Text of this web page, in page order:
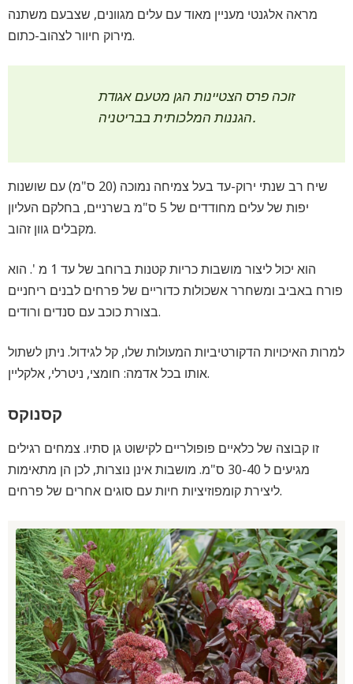
מראה אלגנטי מעניין מאוד עם עלים מגוונים, שצבעם משתנה
מירוק חיוור לצהוב-כתום.
זוכה פרס הצטיינות הגן מטעם אגודת
הגננות המלכותית בבריטניה.
שיח רב שנתי ירוק-עד בעל צמיחה נמוכה (20 ס"מ) עם שושנות
יפות של עלים מחודדים של 5 ס"מ בשרניים, בחלקם העליון
מקבלים גוון זהוב.
הוא יכול ליצור מושבות כריות קטנות ברוחב של עד 1 מ '. הוא
פורח באביב ומשחרר אשכולות כדוריים של פרחים לבנים ריחניים
בצורת כוכב עם סנדים ורודים.
למרות האיכויות הדקורטיביות המעולות שלו, קל לגידול. ניתן לשתול
אותו בכל אדמה: חומצי, ניטרלי, אלקליין.
קסנוקס
זו קבוצה של כלאיים פופולריים לקישוט גן סתיו. צמחים רגילים
מגיעים ל 30-40 ס"מ. מושבות אינן נוצרות, לכן הן מתאימות
ליצירת קומפוזיציות חיות עם סוגים אחרים של פרחים.